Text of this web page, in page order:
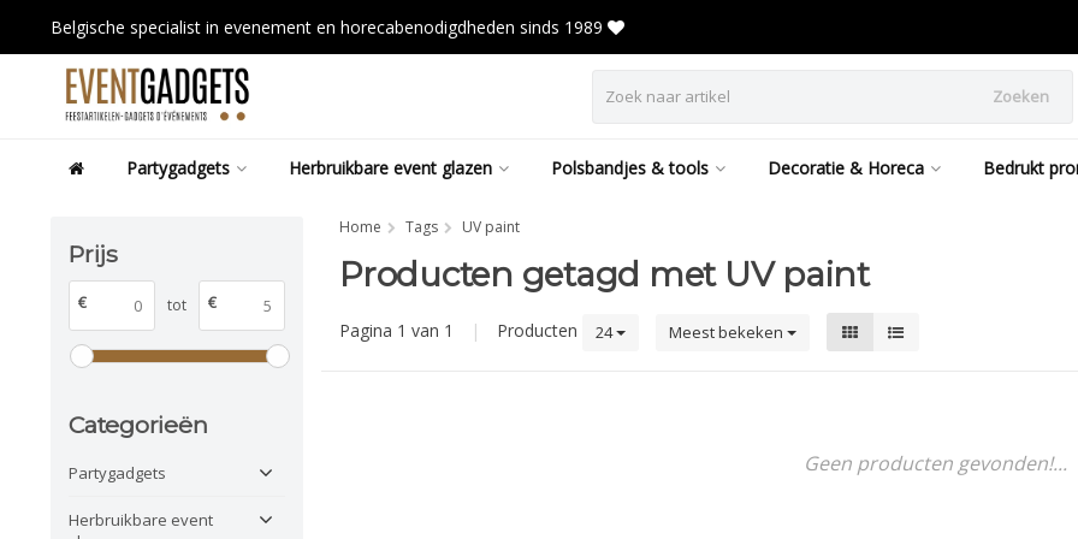
Belgische specialist in evenement en horecabenodigdheden sinds 1989
Zoeken
Partygadgets Herbruikbare event glazen Polsbandjes & tools Decoratie & Horeca Bedrukt
Prijs
€ tot €
Categorieën
Partygadgets
Herbruikbare event
Home Tags UV paint
Producten getagd met UV paint
Pagina 1 van 1 | Producten 24 Meest bekeken
Geen producten gevonden!...